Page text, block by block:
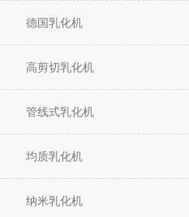
德国乳化机
高剪切乳化机
管线式乳化机
均质乳化机
纳米乳化机